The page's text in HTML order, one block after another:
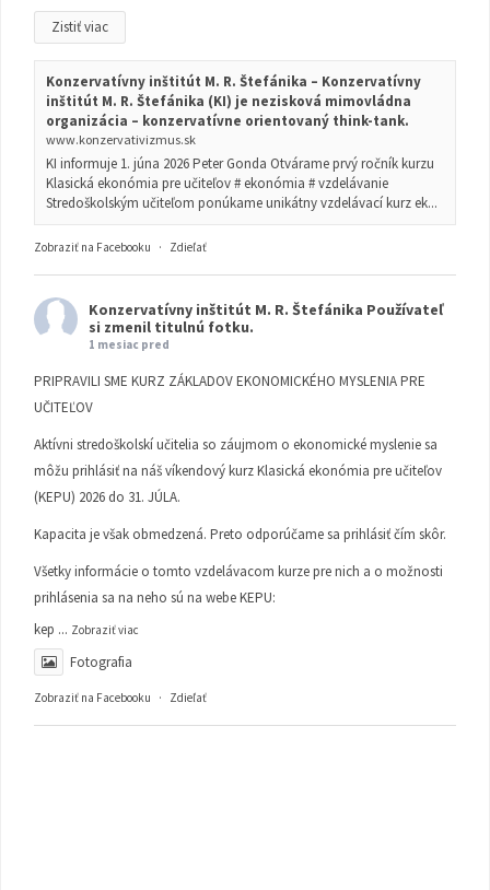
Zistiť viac
Konzervatívny inštitút M. R. Štefánika – Konzervatívny
inštitút M. R. Štefánika (KI) je nezisková mimovládna
organizácia – konzervatívne orientovaný think-tank.
www.konzervativizmus.sk
KI informuje 1. júna 2026 Peter Gonda Otvárame prvý ročník kurzu
Klasická ekonómia pre učiteľov # ekonómia # vzdelávanie
Stredoškolským učiteľom ponúkame unikátny vzdelávací kurz ek...
Zobraziť na Facebooku · Zdieľať
Konzervatívny inštitút M. R. Štefánika Používateľ
si zmenil titulnú fotku.
1 mesiac pred
PRIPRAVILI SME KURZ ZÁKLADOV EKONOMICKÉHO MYSLENIA PRE
UČITEĽOV
Aktívni stredoškolskí učitelia so záujmom o ekonomické myslenie sa
môžu prihlásiť na náš víkendový kurz Klasická ekonómia pre učiteľov
(KEPU) 2026 do 31. JÚLA.
Kapacita je však obmedzená. Preto odporúčame sa prihlásiť čím skôr.
Všetky informácie o tomto vzdelávacom kurze pre nich a o možnosti
prihlásenia sa na neho sú na webe KEPU:
kep ... Zobraziť viac
Fotografia
Zobraziť na Facebooku · Zdieľať